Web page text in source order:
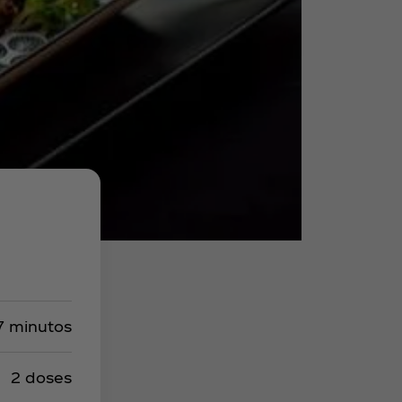
minutos
2 doses